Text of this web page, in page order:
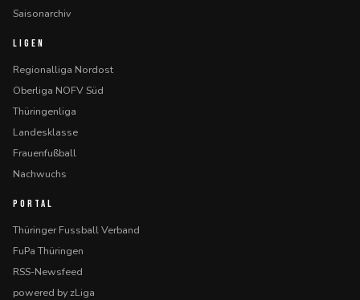
Saisonarchiv
LIGEN
Regionalliga Nordost
Oberliga NOFV Süd
Thüringenliga
Landesklasse
Frauenfußball
Nachwuchs
PORTAL
Thüringer Fussball Verband
FuPa Thüringen
RSS-Newsfeed
powered by zLiga